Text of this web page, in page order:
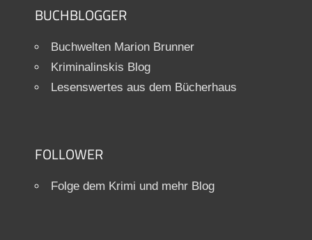
BUCHBLOGGER
Buchwelten Marion Brunner
Kriminalinskis Blog
Lesenswertes aus dem Bücherhaus
FOLLOWER
Folge dem Krimi und mehr Blog